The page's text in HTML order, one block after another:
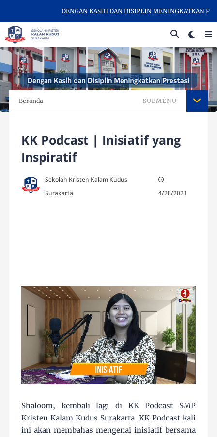
DENGAN KASIH DAN DISIPLIN MENINGKATKAN
Beranda SUBMENU
KK Podcast | Inisiatif yang
Inspiratif
Sekolah Kristen Kalam Kudus
Surakarta
4/28/2021
Shaloom, kembali lagi di KK Podcast SMP
Kristen Kalam Kudus Surakarta. KK Podcast kali
ini akan membahas mengenai inisiatif bersama